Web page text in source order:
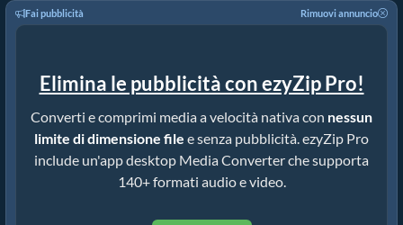
Fai pubblicità Rimuovi annuncio
Elimina le pubblicità con ezyZip Pro!
Converti e comprimi media a velocità nativa con nessun
limite di dimensione file e senza pubblicità. ezyZip Pro
include un'app desktop Media Converter che supporta
140+ formati audio e video.